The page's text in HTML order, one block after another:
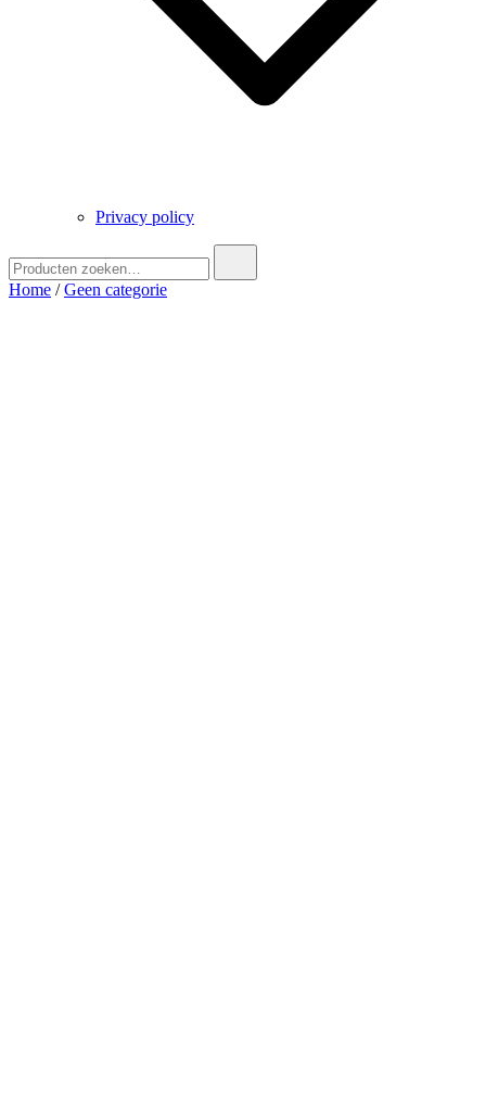
Privacy policy
naar:
Home /Geen categorie